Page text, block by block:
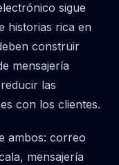
sigue
historias rica en
construir
mensajería
las
con los clientes.
ambos: correo
mensajería